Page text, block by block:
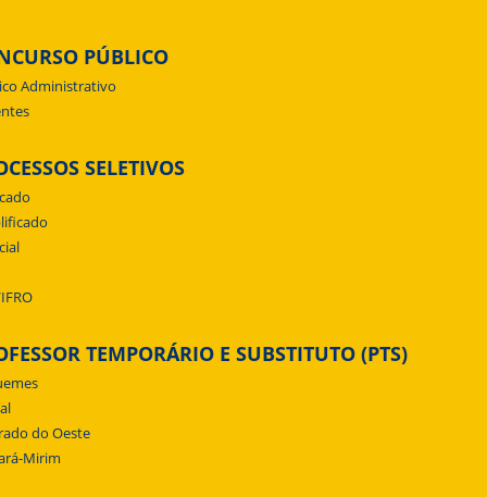
PÚBLICO
Administrativo
SELETIVOS
TEMPORÁRIO E SUBSTITUTO (PTS)
do Oeste
Mirim